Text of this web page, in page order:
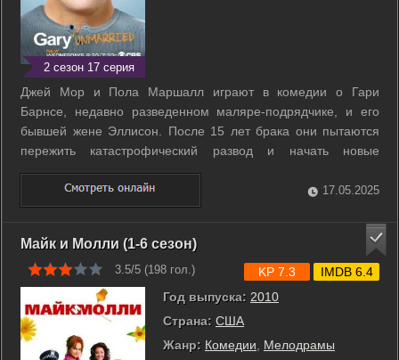
2 сезон 17 серия
Джей Мор и Пола Маршалл играют в комедии о Гари
Барнсе, недавно разведенном маляре-подрядчике, и его
бывшей жене Эллисон. После 15 лет брака они пытаются
пережить катастрофический развод и начать новые
отношения. Он - веселый папа, она - строгая мать. Они
вместе опекают двоих детей: Луизу, политкорректную и
обеспокоенную проблемами экологии ...
17.05.2025
Майк и Молли (1-6 сезон)
3.5/5 (198 гол.)
Год выпуска: 2010
Страна: США
Жанр: Комедии
Мелодрамы
KP 7.3 IMDB 6.4